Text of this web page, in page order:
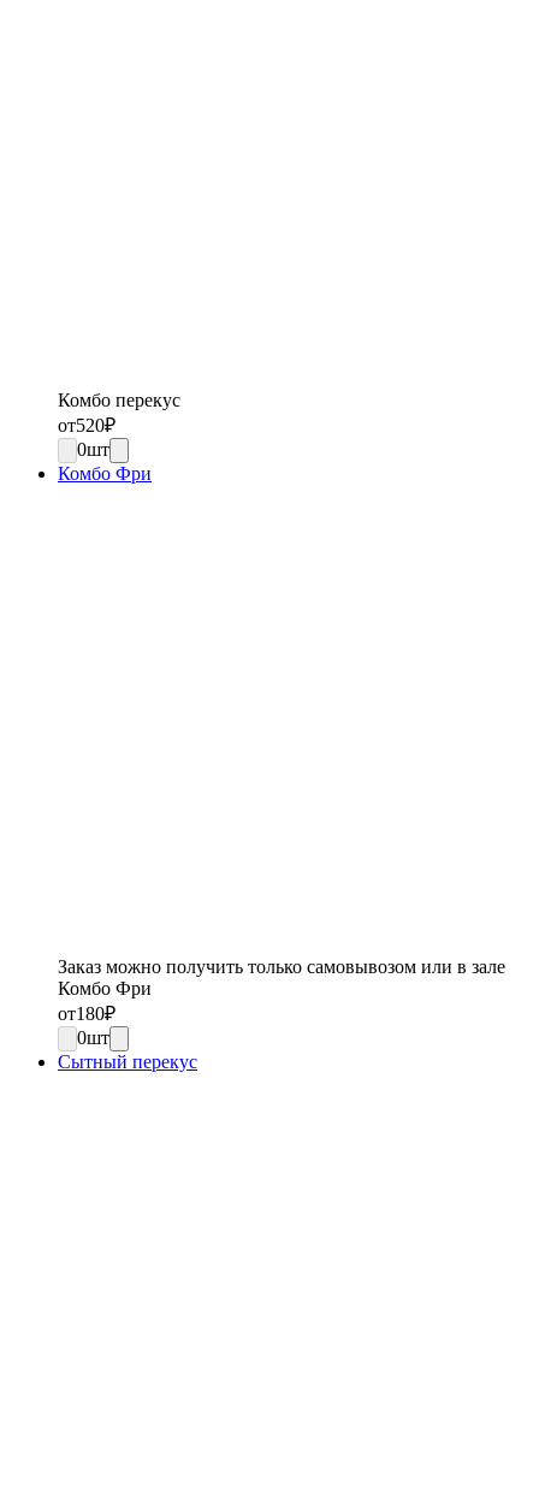
Комбо перекус
от520₽
0шт
Комбо Фри
Заказ можно получить только самовывозом или в зале
Комбо Фри
от180₽
0шт
Сытный перекус